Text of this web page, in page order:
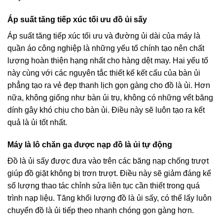
Áp suất tăng tiếp xúc tối ưu đồ ủi sấy
Áp suất tăng tiếp xúc tối ưu và đường ủi dài của máy là
quần áo công nghiệp là những yếu tố chính tạo nên chất
lượng hoàn thiện hạng nhất cho hàng dệt may. Hai yếu tố
này cùng với các nguyên tắc thiết kế kết cấu của bàn ủi
phẳng tạo ra vẻ đẹp thanh lịch gọn gàng cho đồ là ủi. Hơn
nữa, không giống như bàn ủi trụ, không có những vết băng
dính gây khó chịu cho bàn ủi. Điều này sẽ luôn tạo ra kết
quả là ủi tốt nhất.
Máy là lô chăn ga được nạp đồ là ủi tự động
Đồ là ủi sấy được đưa vào trên các băng nạp chống trượt
giúp đồ giặt không bị trơn trượt. Điều này sẽ giảm đáng kể
số lượng thao tác chỉnh sửa liên tục cần thiết trong quá
trình nạp liệu. Tăng khối lượng đồ là ủi sấy, có thể lấy luôn
chuyển đồ là ủi tiếp theo nhanh chóng gọn gàng hơn.